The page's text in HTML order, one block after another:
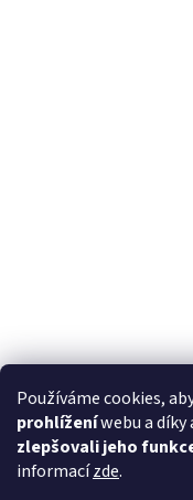
Používáme cookies,
prohlíženíwebu a díky
zlepšovali jeho
informacízde.